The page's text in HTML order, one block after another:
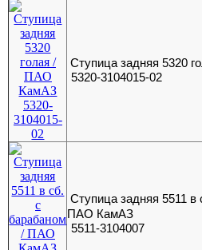
Ступица задняя 5320
5320-3104015-02
Ступица задняя 5511
ПАО КамАЗ
5511-3104007